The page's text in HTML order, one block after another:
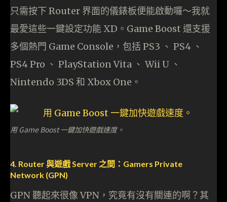
只需按下 Router 界面的儀錶板便能啟動囉～我就
最愛這些一鍵設定功能 XD。Game Boost 還支援
多個熱門 Game Console，包括 PS3 、 PS4 、
PS4 Pro 、 PlayStation Vita 、 Wii U 、
Nintendo 3DS 和 Xbox One。
用 Game Boost 一鍵加快遊戲速度。
4. Router 與遊戲 Server 之間：Gamers Private
Network (GPN)
GPN 聽起來很像 VPN，究竟有沒有關連的啊？其